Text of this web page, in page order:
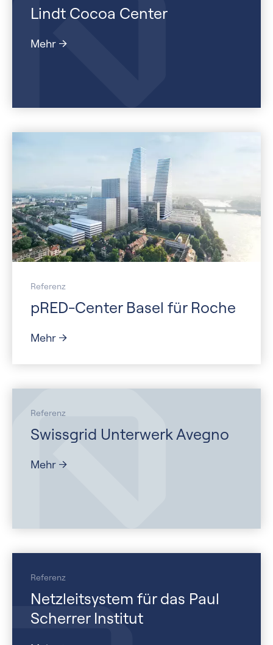
Lindt Cocoa Center
Mehr
Referenz
pRED-Center Basel für Roche
Mehr
Referenz
Swissgrid Unterwerk Avegno
Mehr
Referenz
Netzleitsystem für das Paul
Scherrer Institut